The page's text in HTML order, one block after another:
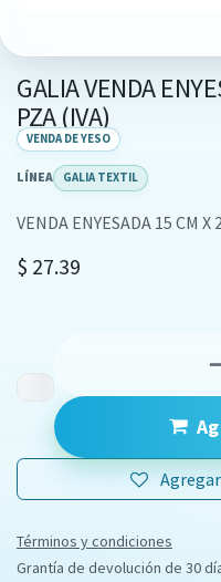
GALIA VENDA
PZA (IVA)
VENDA DE YESO
LÍNEA GALIA TEXTIL
VENDA ENYESADA 15 CM X
$ 27.39
Términos y condiciones
Grantía de devolución de 30